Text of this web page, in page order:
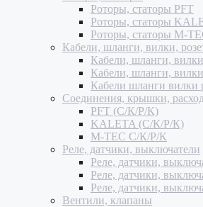
Роторы, статоры PFT
Роторы, статоры
Роторы, статоры M-
Кабели, шланги, вилки,
Кабели, шланги,
Кабели, шланги,
Кабели шланги вилки
Соединения, крышки,
PFT (С/К/Р/К)
KALETA (С/К/Р/К)
M-TEC С/К/Р/К
Реле, датчики, выключатели
Реле, датчики,
Реле, датчики,
Реле, датчики,
Вентили, клапаны